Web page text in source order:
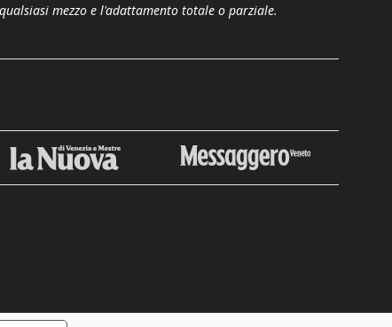
mezzo e l'adattamento totale o parziale.